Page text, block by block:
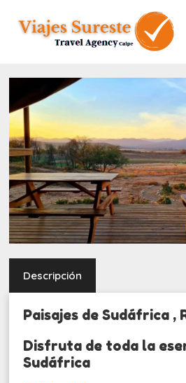
Descripción
Paisajes de Sudáfrica ,
Disfruta de toda la
Sudáfrica